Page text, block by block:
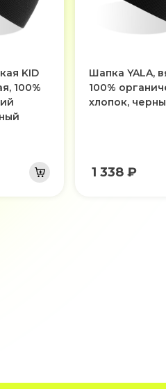
KID
100%
Шапка YALA,
100%
хлопок,
1 338 ₽